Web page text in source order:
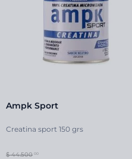
Talcos
Polvos
Talcos
Ampk Sport
Creatina sport 150 grs
$ 44.500 00